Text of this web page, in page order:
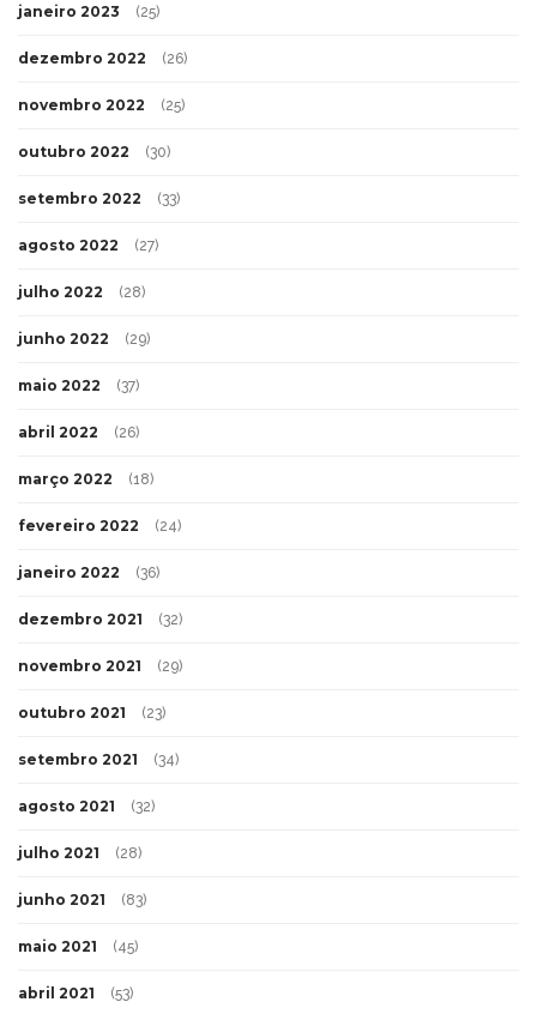
janeiro 2023 (25)
dezembro 2022 (26)
novembro 2022 (25)
outubro 2022 (30)
setembro 2022 (33)
agosto 2022 (27)
julho 2022 (28)
junho 2022 (29)
maio 2022 (37)
abril 2022 (26)
março 2022 (18)
fevereiro 2022 (24)
janeiro 2022 (36)
dezembro 2021 (32)
novembro 2021 (29)
outubro 2021 (23)
setembro 2021 (34)
agosto 2021 (32)
julho 2021 (28)
junho 2021 (83)
maio 2021 (45)
abril 2021 (53)